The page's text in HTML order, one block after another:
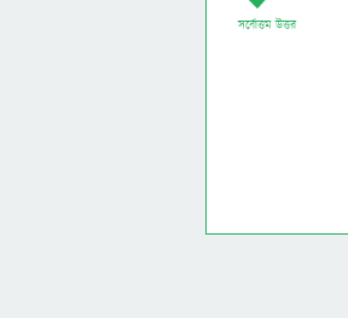
সর্বোত্তম উত্তর